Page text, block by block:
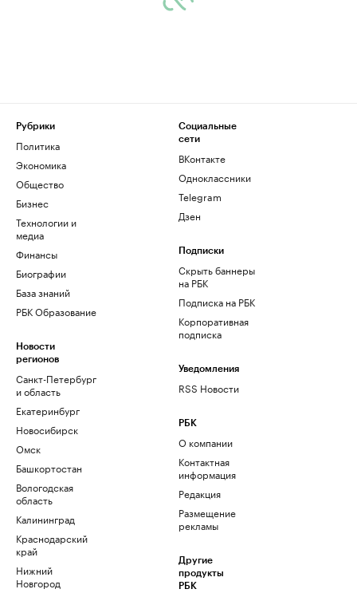
Рубрики
Политика
Экономика
Общество
Бизнес
Технологии и
медиа
Финансы
Биографии
База знаний
РБК Образование
Новости
регионов
Санкт-Петербург
и область
Екатеринбург
Новосибирск
Омск
Башкортостан
Вологодская
область
Калининград
Краснодарский
край
Нижний
Новгород
Социальные
сети
ВКонтакте
Одноклассники
Telegram
Дзен
Подписки
Скрыть баннеры
на РБК
Подписка на РБК
Корпоративная
подписка
Уведомления
RSS Новости
РБК
О компании
Контактная
информация
Редакция
Размещение
рекламы
Другие
продукты
РБК